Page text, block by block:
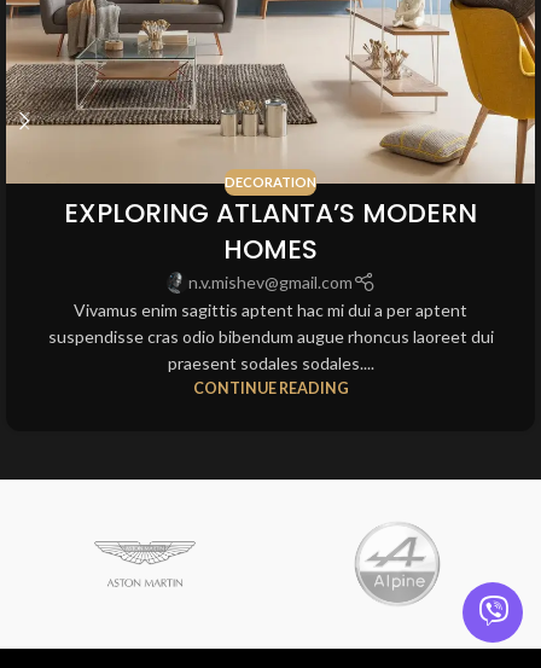
DECORATION
EXPLORING ATLANTA’S MODERN
HOMES
n.v.mishev@gmail.com
Vivamus enim sagittis aptent hac mi dui a per aptent
suspendisse cras odio bibendum augue rhoncus laoreet dui
praesent sodales sodales....
CONTINUE READING